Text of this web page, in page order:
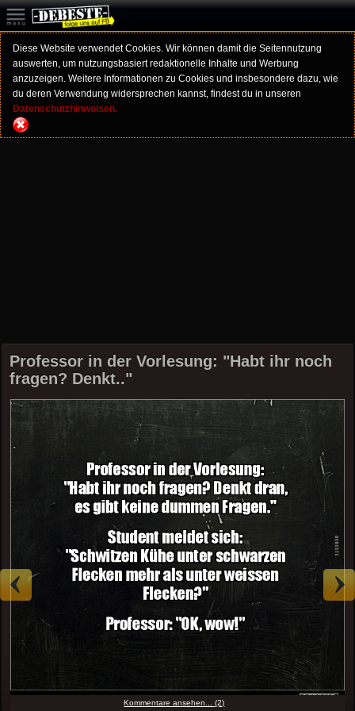
Diese Website verwendet Cookies. Wir können damit die Seitennutzung
auswerten, um nutzungsbasiert redaktionelle Inhalte und Werbung
anzuzeigen. Weitere Informationen zu Cookies und insbesondere dazu, wie
du deren Verwendung widersprechen kannst, findest du in unseren
Datenschutzhinweisen.
Professor in der Vorlesung: "Habt ihr noch
fragen? Denkt.."
Kommentare ansehen... (2)